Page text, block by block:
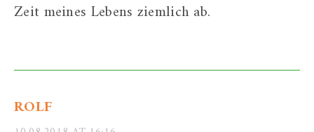
Zeit meines Lebens ziemlich ab.
ROLF